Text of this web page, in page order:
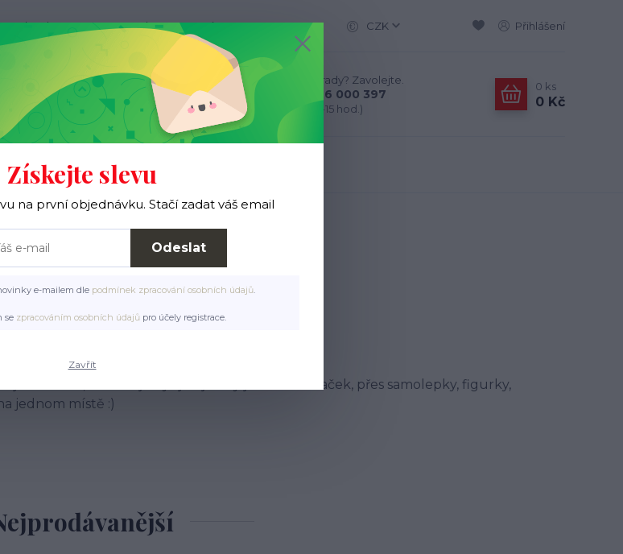
Jak nakupovat Kontakty Více CZK Přihlášení
Hledat
Nevíte si rady? Zavolejte.
+420 776 000 397
(Po-Pá, 9-15 hod.)
0 ks
0 Kč
Pro pejsky
Pro páníčky Pro sběratele ježků
všechno, na čem je byť jen jediný ježek. Od hraček, přes samolepky, figurky,
jednom místě :)
Získejte slevu
na první objednávku. Stačí zadat váš email
Odeslat
e-mailem dle podmínek zpracování osobních údajů.
se zpracováním osobních údajů pro účely registrace.
Zavřít